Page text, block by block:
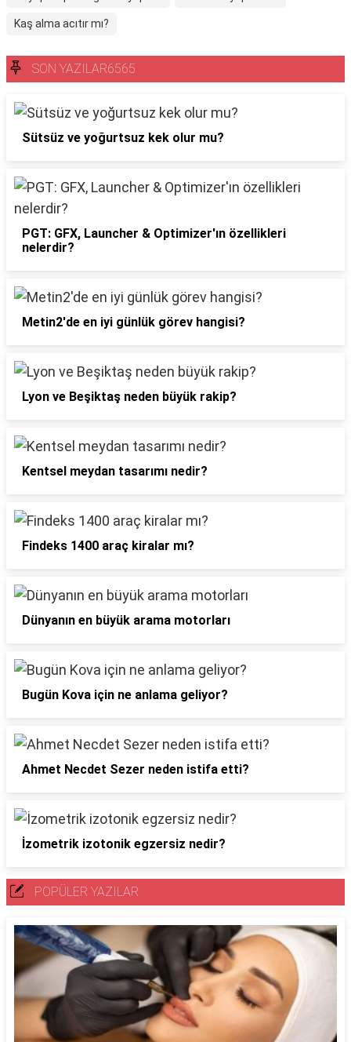
Kaş alma acıtır mı?
SON YAZILAR6565
Sütsüz ve yoğurtsuz kek olur mu?
PGT: GFX, Launcher & Optimizer'ın özellikleri
nelerdir?
Metin2'de en iyi günlük görev hangisi?
Lyon ve Beşiktaş neden büyük rakip?
Kentsel meydan tasarımı nedir?
Findeks 1400 araç kiralar mı?
Dünyanın en büyük arama motorları
Bugün Kova için ne anlama geliyor?
Ahmet Necdet Sezer neden istifa etti?
İzometrik izotonik egzersiz nedir?
POPÜLER YAZILAR